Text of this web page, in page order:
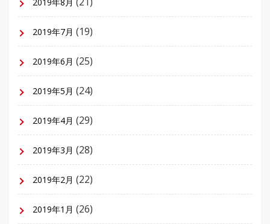
2019年8月
2019年7月 (19)
2019年6月 (25)
2019年5月 (24)
2019年4月 (29)
2019年3月 (28)
2019年2月 (22)
2019年1月 (26)